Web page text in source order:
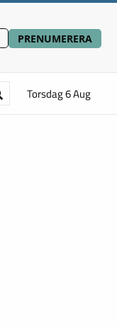
PRENUMERERA
Torsdag 6 Aug